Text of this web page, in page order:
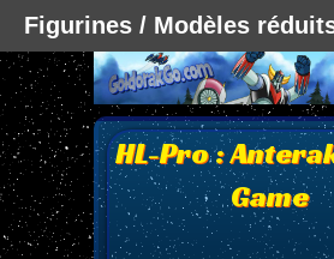
HL-Pro :
Game
Figurines / Modèles